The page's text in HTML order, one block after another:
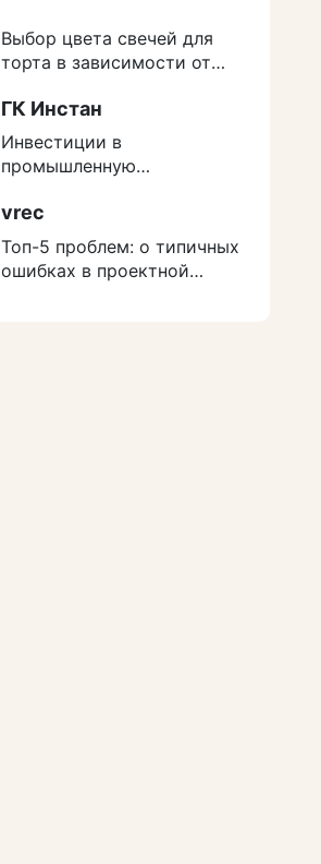
Выбор цвета свечей для
торта в зависимости от
ГК Инстан
Инвестиции в
промышленную
защититься от роста
расходов на строительство
vrec
Топ-5 проблем: о типичных
ошибках в проектной